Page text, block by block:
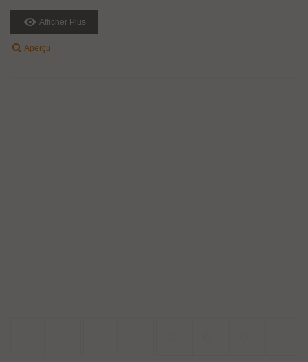
Afficher Plus
Aperçu